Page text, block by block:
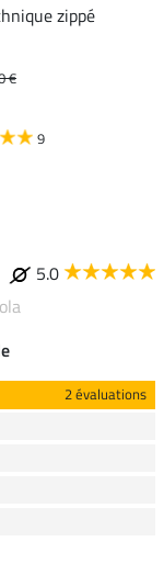
zippé
€
9
5.0
2 évaluations